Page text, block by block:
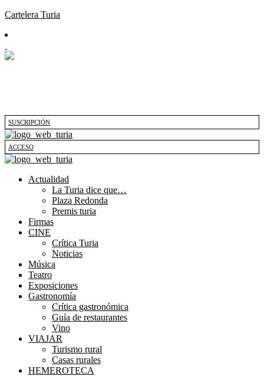
Cartelera Turia
SUSCRIPCIÓN
ACCESO
Actualidad
La Turia dice que…
Plaza Redonda
Premis turia
Firmas
CINE
Crítica Turia
Noticias
Música
Teatro
Exposiciones
Gastronomía
Crítica gastronómica
Guía de restaurantes
Vino
VIAJAR
Turismo rural
Casas rurales
HEMEROTECA